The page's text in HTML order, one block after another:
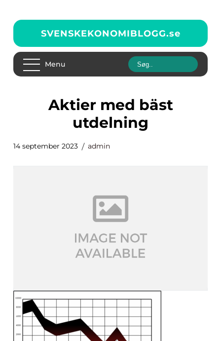
SVENSKEKONOMIBLOGG.se
Menu
aktier med bäst
utdelning
14 september 2023 admin